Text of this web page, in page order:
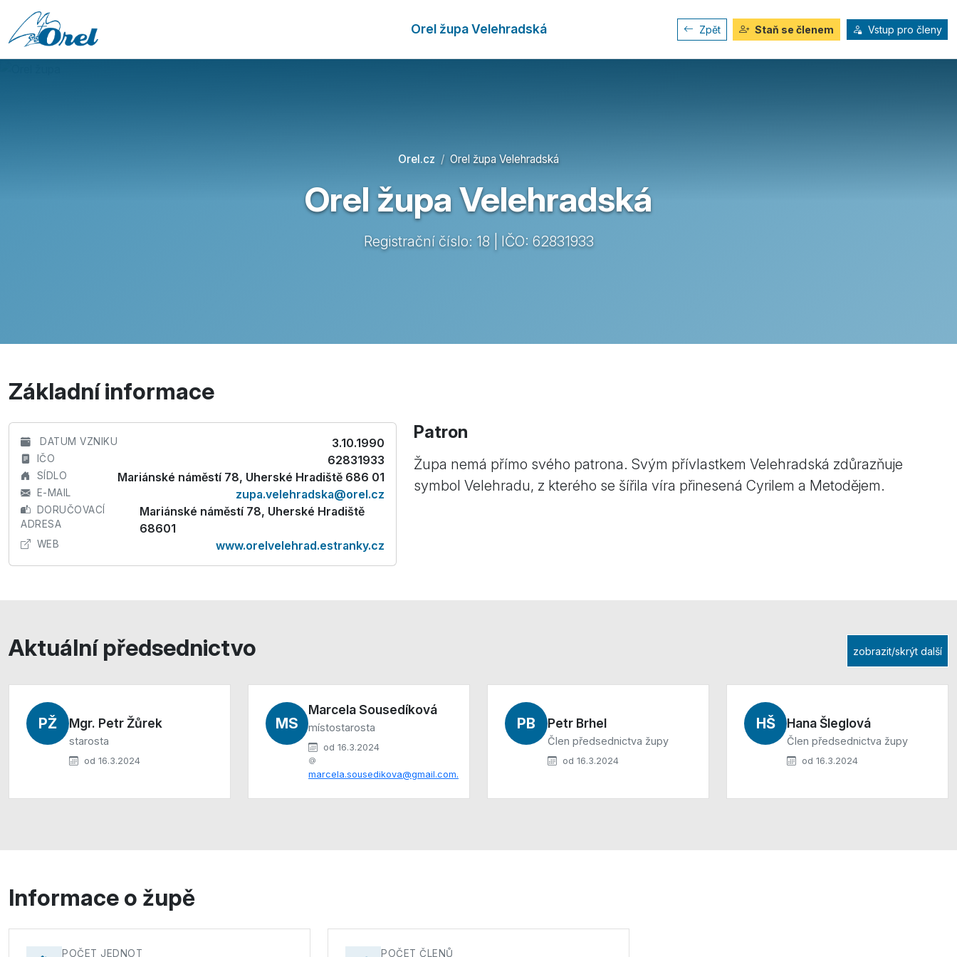
Orel župa Velehradská Zpět Staň se členem Vstup pro členy
Orel.cz Orel župa Velehradská
Orel župa Velehradská
Registrační číslo: 18 | IČO: 62831933
Základní informace
DATUM VZNIKU 3.10.1990
IČO 62831933
SÍDLO Mariánské náměstí 78, Uherské Hradiště 686 01
E-MAIL zupa.velehradska@orel.cz
DORUČOVACÍ
ADRESA
Mariánské náměstí 78, Uherské Hradiště
68601
WEB www.orelvelehrad.estranky.cz
Patron
Župa nemá přímo svého patrona. Svým přívlastkem Velehradská zdůrazňuje
symbol Velehradu, z kterého se šířila víra přinesená Cyrilem a Metodějem.
Aktuální předsednictvo zobrazit/skrýt další
PŽ Mgr. Petr Žůrek
starosta
od 16.3.2024
MS
Marcela Sousedíková
místostarosta
od 16.3.2024
marcela.sousedikova@gmail.com.
PB Petr Brhel
Člen předsednictva župy
od 16.3.2024
HŠ Hana Šleglová
Člen předsednictva župy
od 16.3.2024
Informace o župě
POČET JEDNOT POČET ČLENŮ